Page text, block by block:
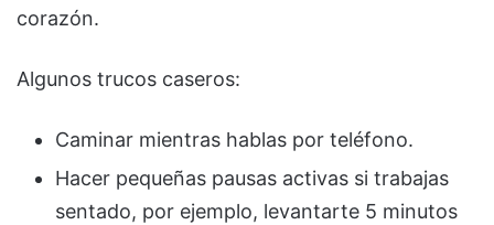
corazón.
Algunos trucos caseros:
Caminar mientras hablas por teléfono.
Hacer pequeñas pausas activas si trabajas
sentado, por ejemplo, levantarte 5 minutos